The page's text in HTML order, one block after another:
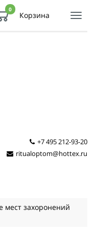
0
Корзина
+7 495 212-93-20
ritualoptom@hottex.ru
захоронений